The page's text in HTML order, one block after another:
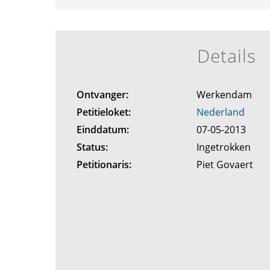
Details
Ontvanger:
Werkendam
Petitieloket:
Nederland
Einddatum:
07-05-2013
Status:
Ingetrokken
Petitionaris:
Piet Govaert